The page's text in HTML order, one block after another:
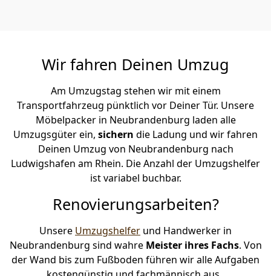
Wir fahren Deinen Umzug
Am Umzugstag stehen wir mit einem
Transportfahrzeug pünktlich vor Deiner Tür. Unsere
Möbelpacker in Neubrandenburg laden alle
Umzugsgüter ein, sichern die Ladung und wir fahren
Deinen Umzug von Neubrandenburg nach
Ludwigshafen am Rhein. Die Anzahl der Umzugshelfer
ist variabel buchbar.
Renovierungsarbeiten?
Unsere Umzugshelfer und Handwerker in
Neubrandenburg sind wahre Meister ihres Fachs. Von
der Wand bis zum Fußboden führen wir alle Aufgaben